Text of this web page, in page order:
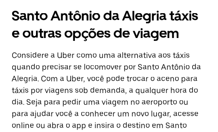
Santo Antônio da Alegria táxis
e outras opções de viagem
Considere a Uber como uma alternativa aos táxis
quando precisar se locomover por Santo Antônio da
Alegria. Com a Uber, você pode trocar o aceno para
táxis por viagens sob demanda, a qualquer hora do
dia. Seja para pedir uma viagem no aeroporto ou
para ajudar você a conhecer um novo lugar, acesse
online ou abra o app e insira o destino em Santo